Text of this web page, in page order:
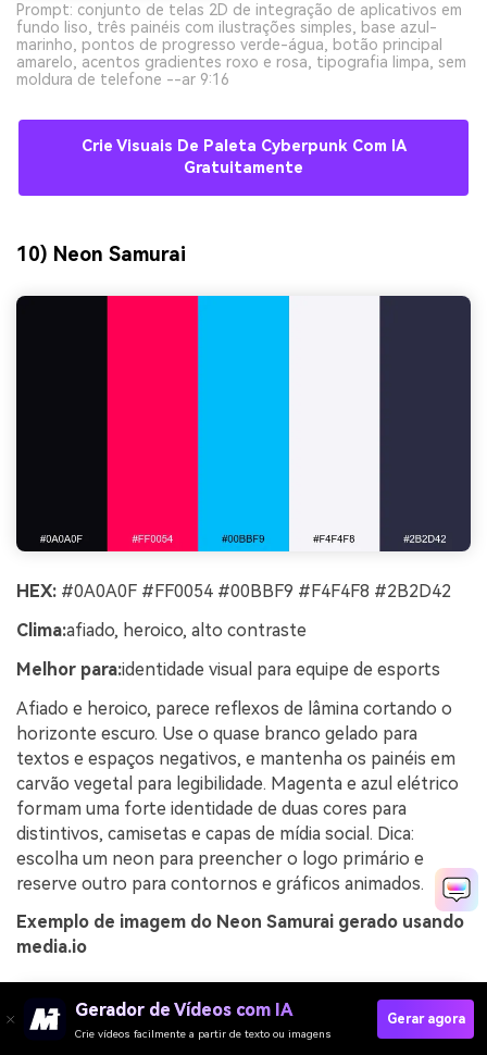
Prompt: conjunto de telas 2D de integração de aplicativos em
fundo liso, três painéis com ilustrações simples, base azul-
marinho, pontos de progresso verde-água, botão principal
amarelo, acentos gradientes roxo e rosa, tipografia limpa, sem
moldura de telefone --ar 9:16
Crie Visuais De Paleta Cyberpunk Com IA
Gratuitamente
10) Neon Samurai
HEX: #0A0A0F #FF0054 #00BBF9 #F4F4F8 #2B2D42
Clima:afiado, heroico, alto contraste
Melhor para:identidade visual para equipe de esports
Afiado e heroico, parece reflexos de lâmina cortando o
horizonte escuro. Use o quase branco gelado para
textos e espaços negativos, e mantenha os painéis em
carvão vegetal para legibilidade. Magenta e azul elétrico
formam uma forte identidade de duas cores para
distintivos, camisetas e capas de mídia social. Dica:
escolha um neon para preencher o logo primário e
reserve outro para contornos e gráficos animados.
Exemplo de imagem do Neon Samurai gerado usando
media.io
Gerador de Vídeos com IA
Crie vídeos facilmente a partir de texto ou imagens
Gerar agora